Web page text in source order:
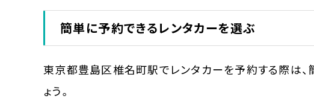
簡単に予約できるレンタカーを選ぶ
東京都豊島区椎名町駅でレンタカーを予約する際は
ょう。